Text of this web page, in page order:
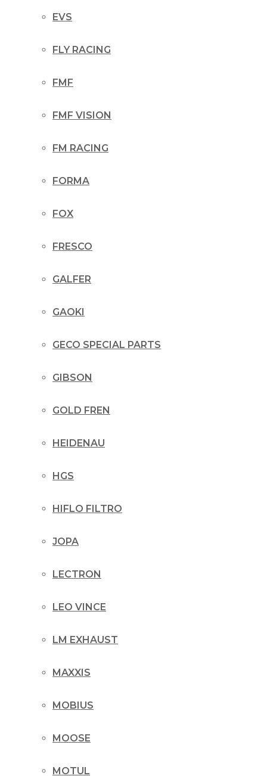
EVS
FLY RACING
FMF
FMF VISION
FM RACING
FORMA
FOX
FRESCO
GALFER
GAOKI
GECO SPECIAL PARTS
GIBSON
GOLD FREN
HEIDENAU
HGS
HIFLO FILTRO
JOPA
LECTRON
LEO VINCE
LM EXHAUST
MAXXIS
MOBIUS
MOOSE
MOTUL